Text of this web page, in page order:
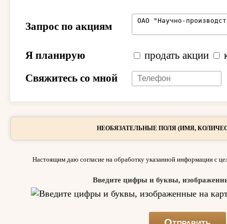
Запрос по акциям
Я планирую продать акции
Свяжитесь со мной
НЕОБЯЗАТЕЛЬНЫЕ ПОЛЯ (ИМЯ,
Настоящим даю согласие на обработку указанной информации с
Введите цифры и буквы,